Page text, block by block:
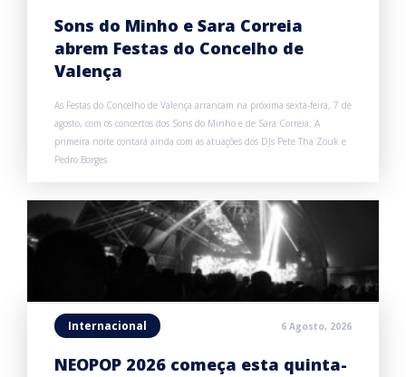
Sons do Minho e Sara Correia
abrem Festas do Concelho de
Valença
As Festas do Concelho de Valença arrancam na próxima sexta-feira, 7 de
agosto, com os concertos dos Sons do Minho e de Sara Correia. A
primeira noite contará ainda com as atuações dos DJs Pete Tha Zouk e
Pedro Borges.
Internacional 6 Agosto, 2026
NEOPOP 2026 começa esta quinta-